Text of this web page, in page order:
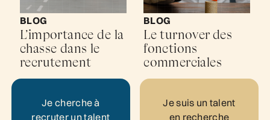
BLOG
L’importance de la
chasse dans le
recrutement
BLOG
Le turnover des
fonctions
commerciales
Je cherche à
recruter un talent
Je suis un talent
en recherche